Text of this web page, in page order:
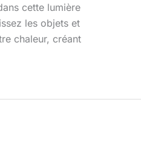
cette lumière
les objets et
chaleur, créant